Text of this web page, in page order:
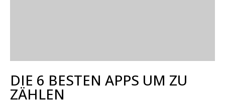
DIE 6 BESTEN APPS UM ZU
ZÄHLEN